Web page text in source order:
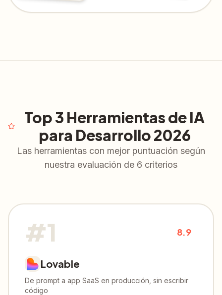
Top 3 Herramientas de IA
para Desarrollo 2026
Las herramientas con mejor puntuación según
nuestra evaluación de 6 criterios
#1 8.9
Lovable
De prompt a app SaaS en producción, sin escribir
código